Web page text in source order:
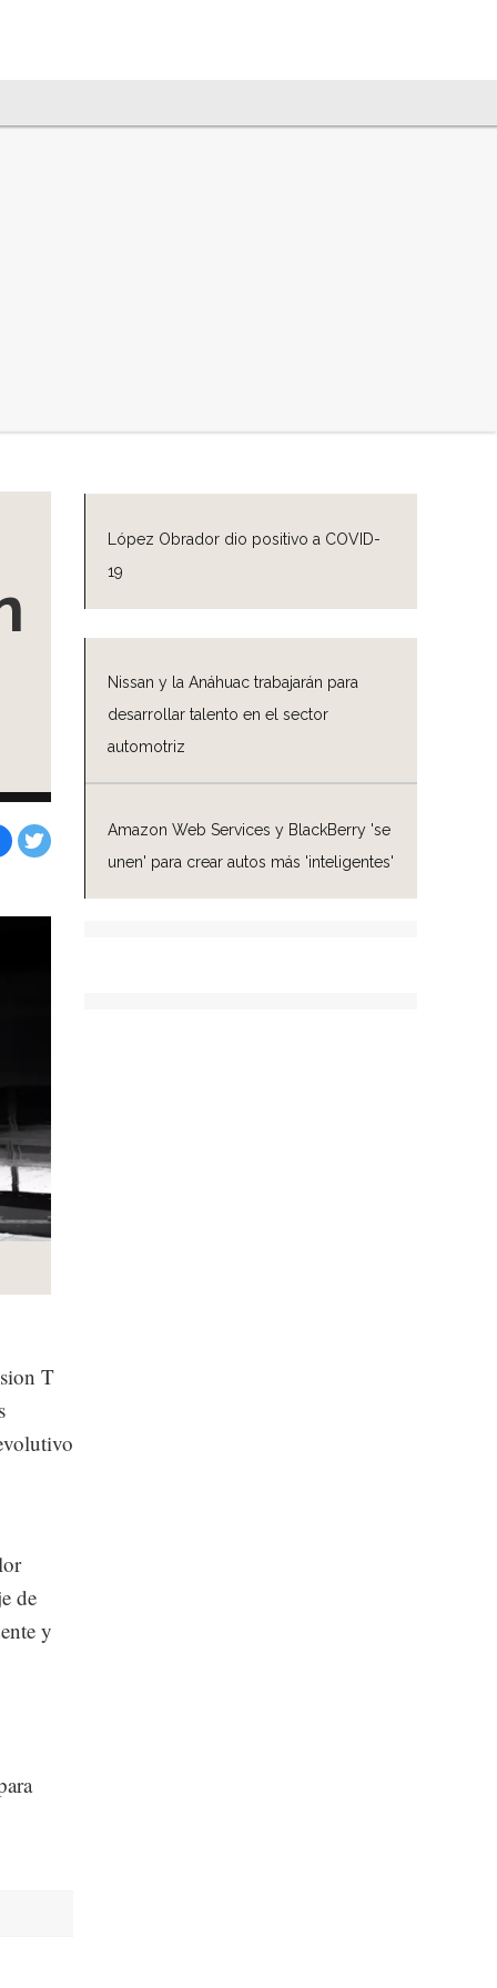
López Obrador dio positivo a COVID-
19
Nissan y la Anáhuac trabajarán para
desarrollar talento en el sector
automotriz
Amazon Web Services y BlackBerry 'se
unen' para crear autos más 'inteligentes'
T
de
y